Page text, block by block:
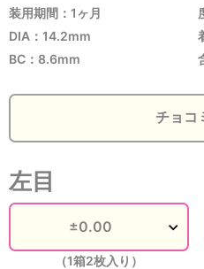
装用期間：1ヶ月
DIA：14.2mm
BC：8.6mm
左目
（1箱2枚入り）